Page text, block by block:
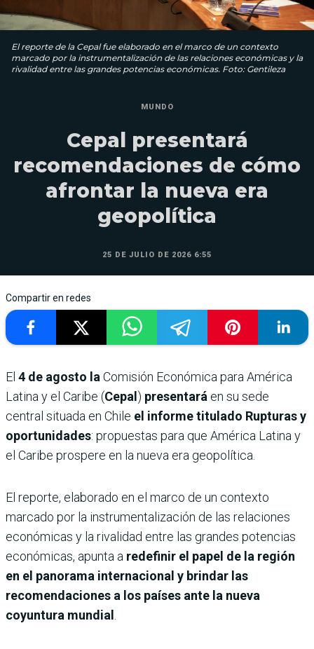
El reporte de la Cepal fue elaborado en el marco de un contexto
marcado por la instrumentalización de las relaciones económicas y la
rivalidad entre las grandes potencias económicas. Foto: Gentileza
MUNDO
Cepal presentará
recomendaciones de cómo
afrontar la nueva era
geopolítica
25 DE JULIO DE 2026 6:55
Compartir en redes
El 4 de agosto la Comisión Económica para América
Latina y el Caribe (Cepal ) presentará en su sede
central situada en Chile el informe titulado Rupturas y
oportunidades: propuestas para que América Latina y
el Caribe prospere en la nueva era geopolítica.
El reporte, elaborado en el marco de un contexto
marcado por la instrumentalización de las relaciones
económicas y la rivalidad entre las grandes potencias
económicas, apunta a redefinir el papel de la región
en el panorama internacional y brindar las
recomendaciones a los países ante la nueva
coyuntura mundial